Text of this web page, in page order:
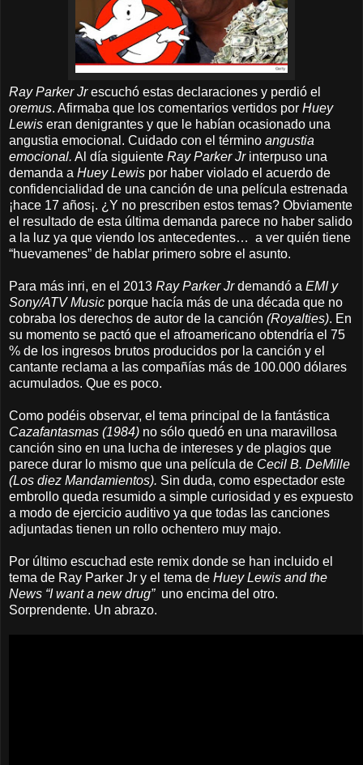
Ray Parker Jrescuchó estas declaraciones y perdió el
oremus. Afirmaba que los comentarios vertidos por Huey
Lewis eran denigrantes y que le habían ocasionado una
angustia emocional. Cuidado con el término angustia
emocional. Al día siguiente Ray Parker Jrinterpuso una
demanda a Huey Lewis por haber violado el acuerdo de
confidencialidad de una canción de una película estrenada
¡hace 17 años¡. ¿Y no prescriben estos temas? Obviamente
el resultado de esta última demanda parece no haber salido
a la luz ya que viendo los antecedentes… a ver quién tiene
“huevamenes” de hablar primero sobre el asunto.
Para más inri, en el 2013 Ray Parker Jrdemandó a EMI y
Sony/ATV Music porque hacía más de una década que no
cobraba los derechos de autor de la canción (Royalties). En
su momento se pactó que el afroamericano obtendría el 75
% de los ingresos brutos producidos por la canción y el
cantante reclama a las compañías más de 100.000 dólares
acumulados. Que es poco.
Como podéis observar, el tema principal de la fantástica
Cazafantasmas (1984) no sólo quedó en una maravillosa
canción sino en una lucha de intereses y de plagios que
parece durar lo mismo que una película de Cecil B. DeMille
(Los diez Mandamientos). Sin duda, como espectador este
embrollo queda resumido a simple curiosidad y es expuesto
a modo de ejercicio auditivo ya que todas las canciones
adjuntadas tienen un rollo ochentero muy majo.
Por último escuchad este remix donde se han incluido el
tema de Ray Parker Jr y el tema de Huey Lewis and the
News “I want a new drug”uno encima del otro.
Sorprendente. Un abrazo.